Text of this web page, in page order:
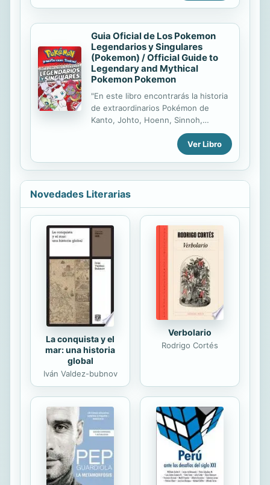
sucesos extraños aumenta la
sospechas.
Guia Oficial de Los Pokemon
Legendarios y Singulares
(Pokemon) / Official Guide to
Legendary and Mythical
Pokemon Pokemon
"En este libro encontrarás la historia
de extraordinarios Pokémon de
Kanto, Johto, Hoenn, Sinnoh,
Teselia, y Kalos. Una guía
imprescindible para conocer a fondo
a los Pokémon más poderosos."--
Casadellibro.
Ver Libro
Novedades Literarias
La conquista y el
mar: una historia
global
Iván Valdez-bubnov
Verbolario
Rodrigo Cortés